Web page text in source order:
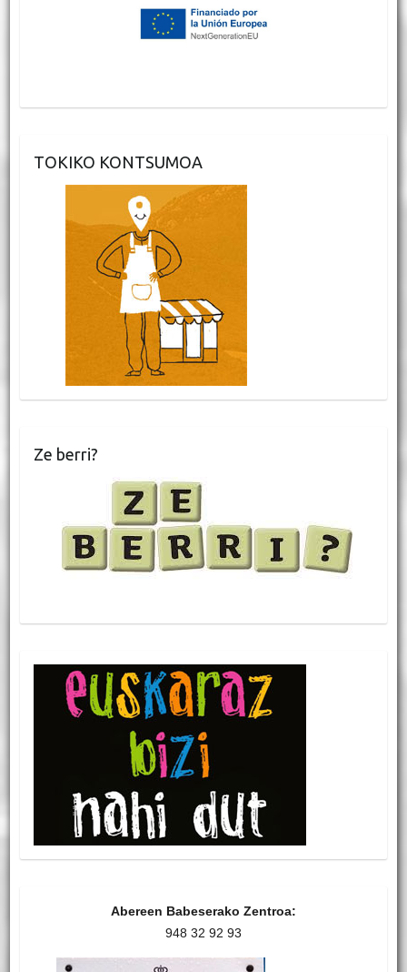
TOKIKO KONTSUMOA
Ze berri?
Abereen Babeserako Zentroa:
948 32 92 93